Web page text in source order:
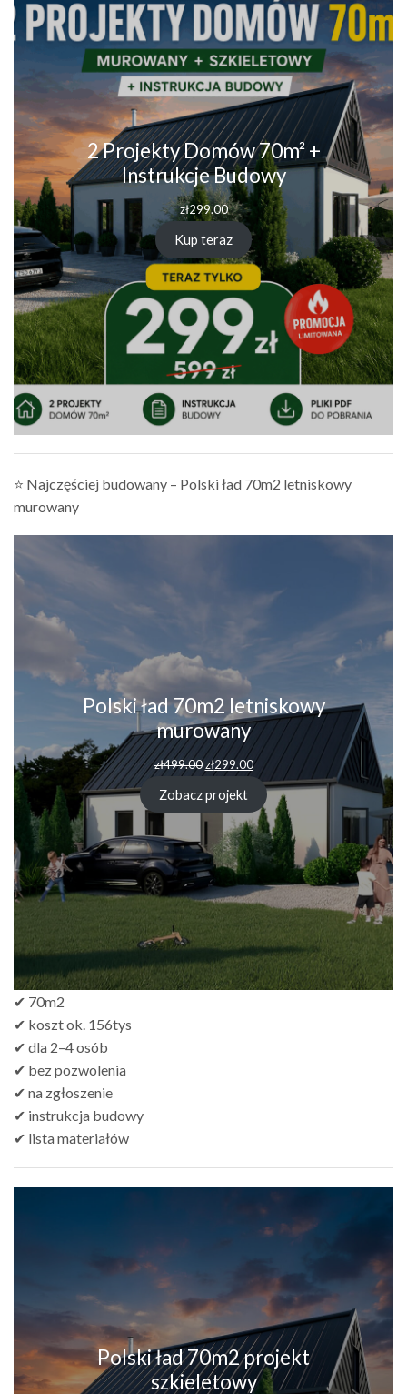
2 Projekty Domów 70m² +
Instrukcje Budowy
zł299.00
Kup teraz
⭐ Najczęściej budowany – Polski ład 70m2 letniskowy
murowany
Polski ład 70m2 letniskowy
murowany
zł499.00Pierwotna
cena
wynosiła:
zł499.00.
zł299.00Aktualna
cena
wynosi:
zł299.00.
Zobacz projekt
✔ 70m2
✔ koszt ok. 156tys
✔ dla 2–4 osób
✔ bez pozwolenia
✔ na zgłoszenie
✔ instrukcja budowy
✔ lista materiałów
Polski ład 70m2 projekt
szkieletowy